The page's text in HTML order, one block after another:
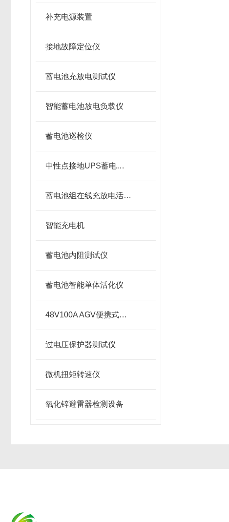
补充电源装置
接地故障定位仪
蓄电池充放电测试仪
智能蓄电池放电负载仪
蓄电池巡检仪
中性点接地UPS蓄电池在线测试仪
蓄电池组在线充放电活化设备
智能充电机
蓄电池内阻测试仪
蓄电池智能单体活化仪
48V100A AGV便携式智能充电机
过电压保护器测试仪
微机扭矩转速仪
氧化锌避雷器检测设备